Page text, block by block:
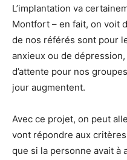
L’implantation va
Montfort – en fait, on voit
de nos référés sont pour
anxieux ou de
d’attente pour nos
jour augmentent.
Avec ce projet, on peut
vont répondre aux
que si la personne avait à